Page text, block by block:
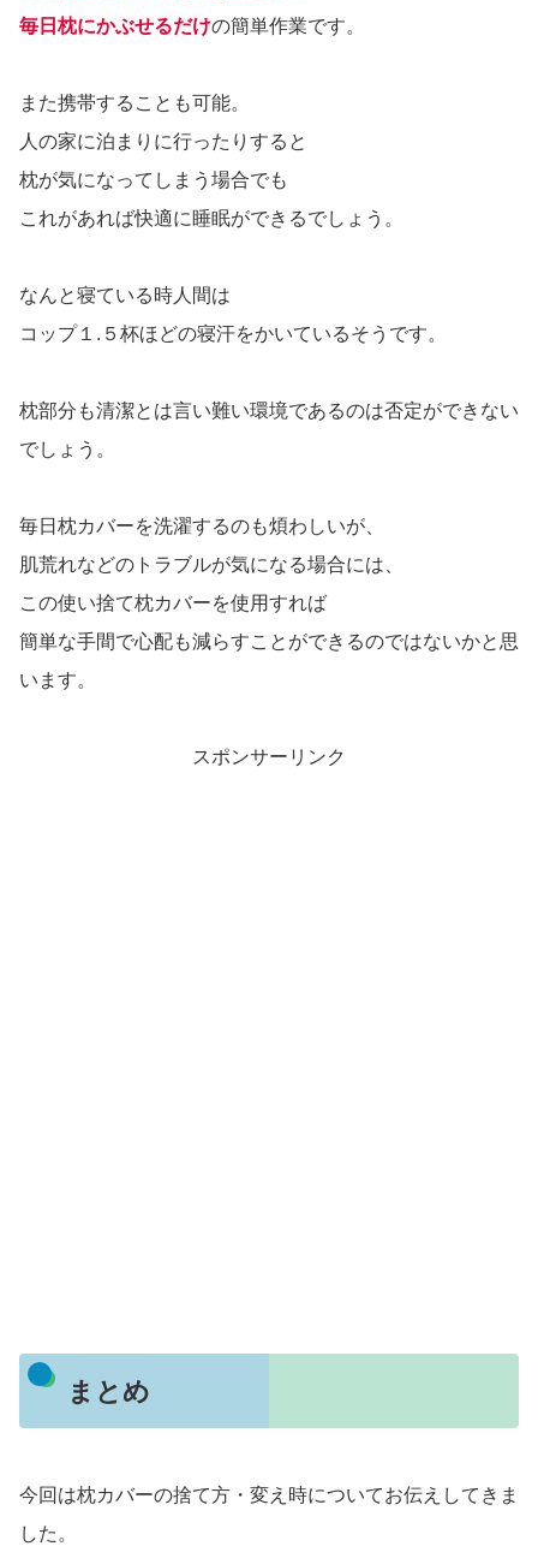
毎日枕にかぶせるだけの簡単作業です。
また携帯することも可能。
人の家に泊まりに行ったりすると
枕が気になってしまう場合でも
これがあれば快適に睡眠ができるでしょう。
なんと寝ている時人間は
コップ１.５杯ほどの寝汗をかいているそうです。
枕部分も清潔とは言い難い環境であるのは否定ができない
でしょう。
毎日枕カバーを洗濯するのも煩わしいが、
肌荒れなどのトラブルが気になる場合には、
この使い捨て枕カバーを使用すれば
簡単な手間で心配も減らすことができるのではないかと思
います。
スポンサーリンク
まとめ
今回は枕カバーの捨て方・変え時についてお伝えしてきま
した。